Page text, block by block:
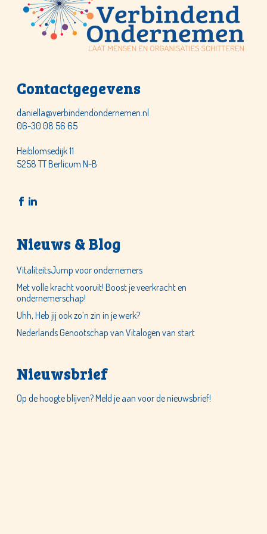
Contactgegevens
daniella@verbindendondernemen.nl
06-30 08 56 65
Heiblomsedijk 11
5258 TT Berlicum N-B
Nieuws & Blog
VitaliteitsJump voor ondernemers
Met volle kracht vooruit! Boost je veerkracht en
ondernemerschap!
Uhh, Heb jij ook zo’n zin in je werk?
Nederlands Genootschap van Vitalogen van start
Nieuwsbrief
Op de hoogte blijven? Meld je aan voor de nieuwsbrief!